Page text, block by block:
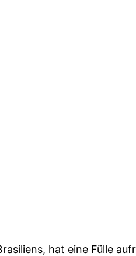
hat eine Fülle